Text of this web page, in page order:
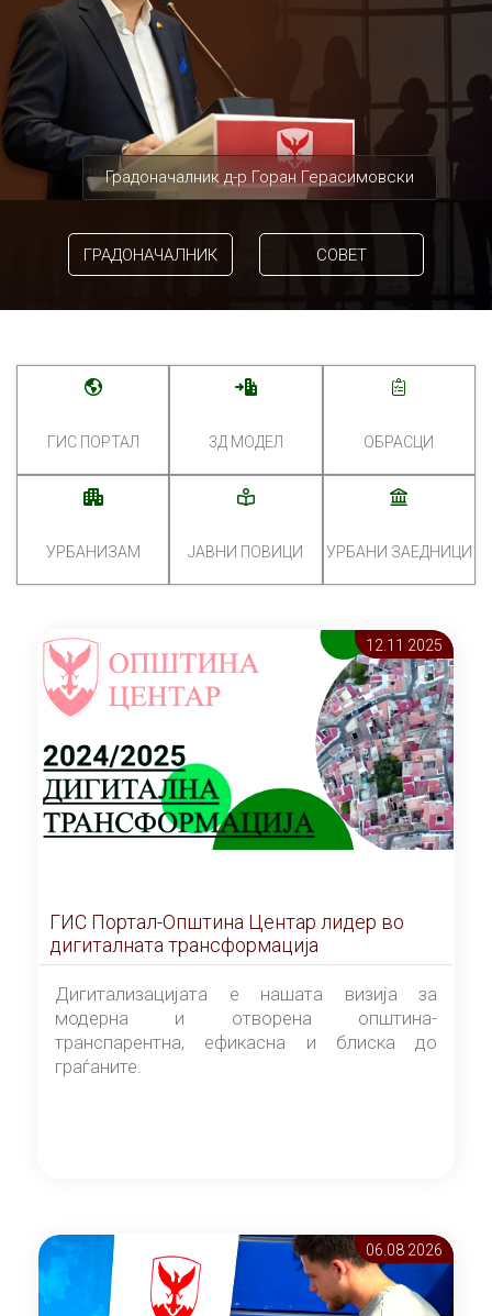
Градоначалник д-р Горан Герасимовски
ГРАДОНАЧАЛНИК СОВЕТ
ГИС ПОРТАЛ 3Д МОДЕЛ ОБРАСЦИ
УРБАНИЗАМ ЈАВНИ ПОВИЦИ УРБАНИ ЗАЕДНИЦИ
12.11 2025
ГИС Портал-Општина Центар лидер во
дигиталната трансформација
Дигитализацијата е нашата визија за
модерна и отворена општина-
транспарентна, ефикасна и блиска до
граѓаните.
06.08 2026